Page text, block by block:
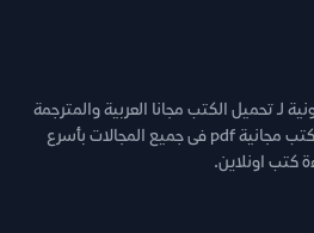
لـ تحميل الكتب مجانا العربية والمترجمة
والروايات والقصص وغيرها من كتب مجانية pdf فى جميع المجالات بأسرع
كتب اونلاين.